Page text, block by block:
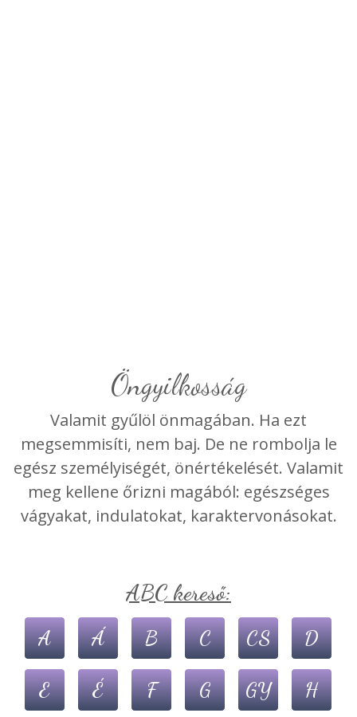
Öngyilkosság
Valamit gyűlöl önmagában. Ha ezt
megsemmisíti, nem baj. De ne rombolja le
egész személyiségét, önértékelését. Valamit
meg kellene őrizni magából: egészséges
vágyakat, indulatokat, karaktervonásokat.
ABC kereső:
A Á B C CS D
E É F G GY H